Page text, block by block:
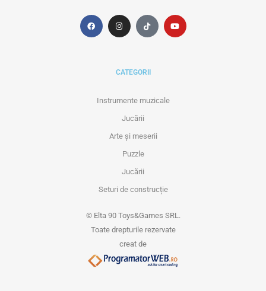
CATEGORII
Instrumente muzicale
Jucării
Arte și meserii
Puzzle
Jucării
Seturi de construcție
© Elta 90 Toys&Games SRL.
Toate drepturile rezervate
creat de